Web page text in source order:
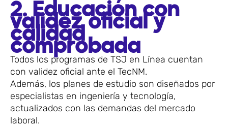
2. Educación con
validez oficial y
calidad
comprobada
Todos los programas de TSJ en Línea cuentan
con validez oficial ante el TecNM.
Además, los planes de estudio son diseñados por
especialistas en ingeniería y tecnología,
actualizados con las demandas del mercado
laboral.